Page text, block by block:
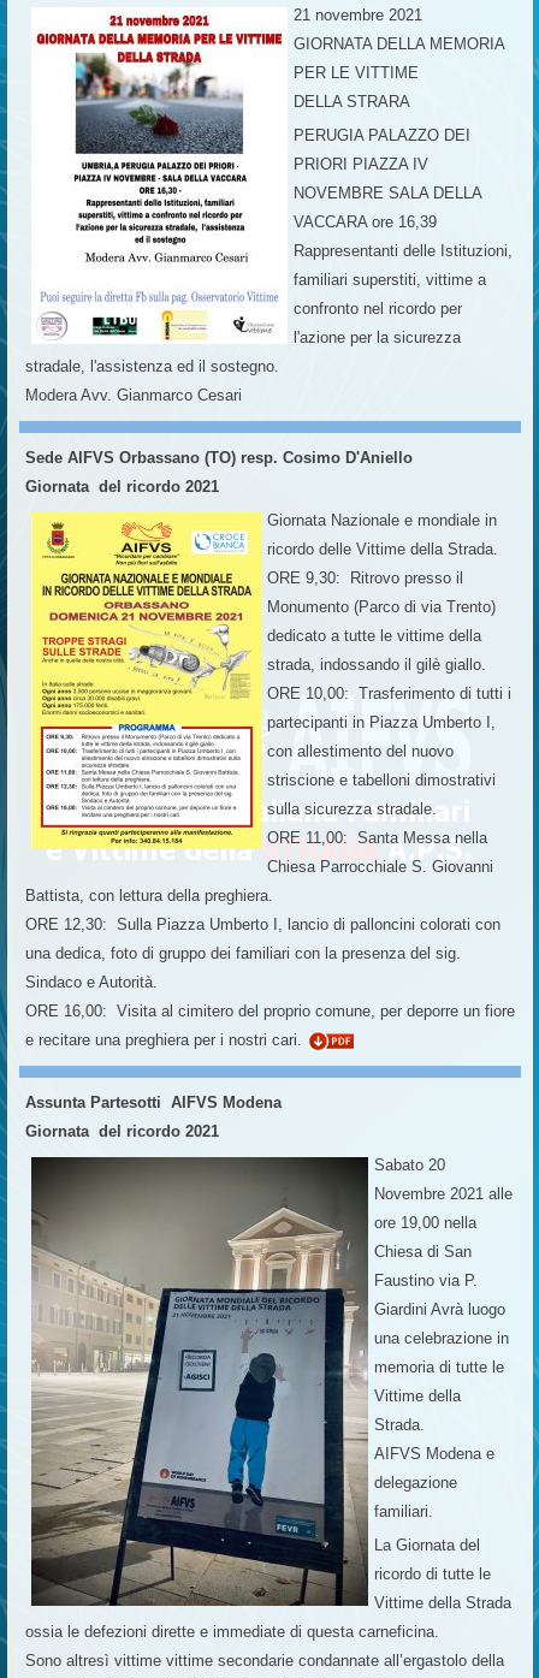
21 novembre 2021
GIORNATA DELLA MEMORIA
PER LE VITTIME
DELLA STRARA
PERUGIA PALAZZO DEI
PRIORI PIAZZA IV
NOVEMBRE SALA DELLA
VACCARA ore 16,39
Rappresentanti delle Istituzioni,
familiari superstiti, vittime a
confronto nel ricordo per
l'azione per la sicurezza
stradale, l'assistenza ed il sostegno.
Modera Avv. Gianmarco Cesari
Sede AIFVS Orbassano (TO) resp. Cosimo D'Aniello
Giornata del ricordo 2021
Giornata Nazionale e mondiale in
ricordo delle Vittime della Strada.
ORE 9,30: Ritrovo presso il
Monumento (Parco di via Trento)
dedicato a tutte le vittime della
strada, indossando il gilè giallo.
ORE 10,00: Trasferimento di tutti i
partecipanti in Piazza Umberto I,
con allestimento del nuovo
striscione e tabelloni dimostrativi
sulla sicurezza stradale.
ORE 11,00: Santa Messa nella
Chiesa Parrocchiale S. Giovanni
Battista, con lettura della preghiera.
ORE 12,30: Sulla Piazza Umberto I, lancio di palloncini colorati con
una dedica, foto di gruppo dei familiari con la presenza del sig.
Sindaco e Autorità.
ORE 16,00: Visita al cimitero del proprio comune, per deporre un fiore
e recitare una preghiera per i nostri cari.
Assunta Partesotti AIFVS Modena
Giornata del ricordo 2021
Sabato 20
Novembre 2021 alle
ore 19,00 nella
Chiesa di San
Faustino via P.
Giardini Avrà luogo
una celebrazione in
memoria di tutte le
Vittime della
Strada.
AIFVS Modena e
delegazione
familiari.
La Giornata del
ricordo di tutte le
Vittime della Strada
ossia le defezioni dirette e immediate di questa carneficina.
Sono altresì vittime vittime secondarie condannate all’ergastolo della